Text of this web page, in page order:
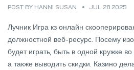
POST BY HANNI SUSAN JUL 28 2025
Лучник Игра кз онлайн
должностной веб-ресурс. Посему
будет играть, быть в одной кружке
а также выводить скидки. Казино